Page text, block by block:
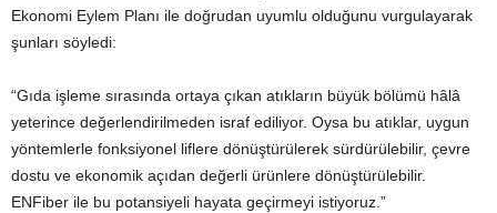
Ekonomi Eylem Planı ile doğrudan uyumlu olduğunu vurgulayarak
şunları söyledi:
“Gıda işleme sırasında ortaya çıkan atıkların büyük bölümü hâlâ
yeterince değerlendirilmeden israf ediliyor. Oysa bu atıklar, uygun
yöntemlerle fonksiyonel liflere dönüştürülerek sürdürülebilir, çevre
dostu ve ekonomik açıdan değerli ürünlere dönüştürülebilir.
ENFiber ile bu potansiyeli hayata geçirmeyi istiyoruz.”